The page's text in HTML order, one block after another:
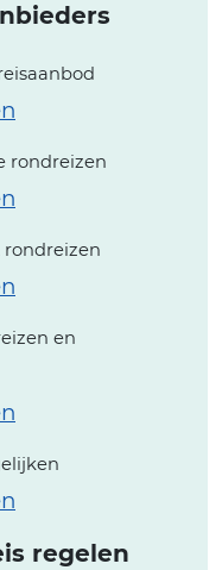
rondreizen
rondreizen
en
regelen